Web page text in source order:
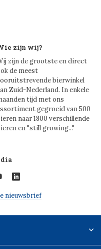
zijn wij?
zijn de grootste en direct
de meest
bierwinkel
Zuid-Nederland. In enkele
tijd met ons
gegroeid van 500
naar 1800 verschillende
en "still growing..."
nieuwsbrief